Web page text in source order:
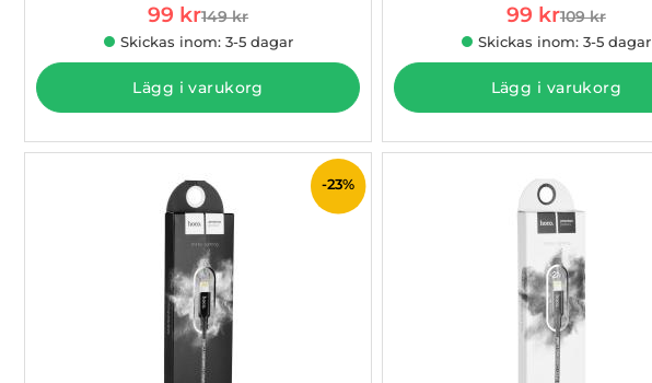
rea pris
99 krtidigare pris
149 kr
Skickas inom: 3-5 dagar
Lägg i varukorg
rea pris
99 krtidigare pris
109 kr
Skickas inom: 3-5 dagar
Lägg i varukorg
-23%